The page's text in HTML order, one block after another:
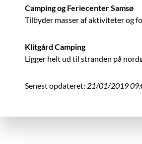
Camping og Feriecenter Samsø
Tilbyder masser af aktiviteter og
Klitgård Camping
Ligger helt ud til stranden på
Senest opdateret: 21/01/2019